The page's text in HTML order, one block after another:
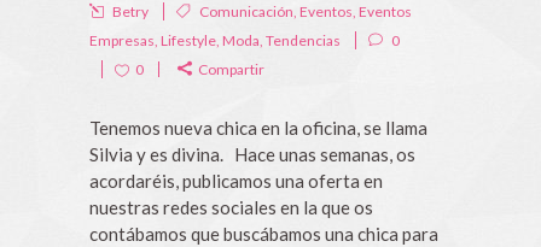
Betry Comunicación Eventos Eventos
Empresas Lifestyle Moda Tendencias
0
0
Compartir
Tenemos nueva chica en la oficina, se llama
Silvia y es divina. Hace unas semanas, os
acordaréis, publicamos una oferta en
nuestras redes sociales en la que os
contábamos que buscábamos una chica para